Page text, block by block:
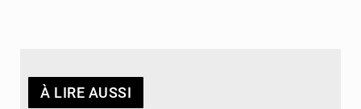
À LIRE AUSSI